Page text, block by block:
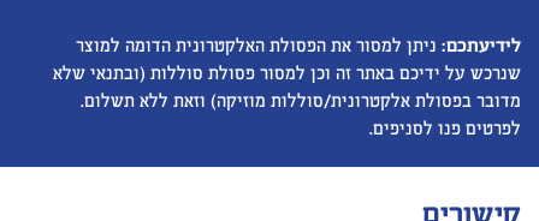
לידיעתכם: ניתן למסור את הפסולת האלקטרונית הדומה למוצר
שנרכש על ידיכם באתר זה וכן למסור פסולת סוללות (ובתנאי שלא
מדובר בפסולת אלקטרונית/סוללות מוזיקה) וזאת ללא תשלום.
לפרטים פנו לסניפים.